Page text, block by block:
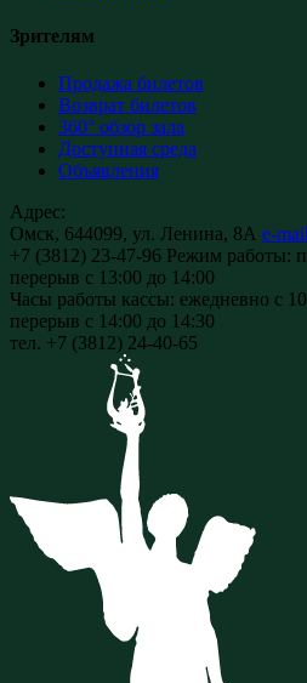
Зрителям
Продажа билетов
Возврат билетов
360° обзор зала
Доступная среда
Объявления
Адрес:
Омск, 644099, ул. Ленина, 8А e-
+7 (3812) 23-47-96 Режим работы:
перерыв с 13:00 до 14:00
Часы работы кассы: ежедневно с
перерыв с 14:00 до 14:30
тел. +7 (3812) 24-40-65